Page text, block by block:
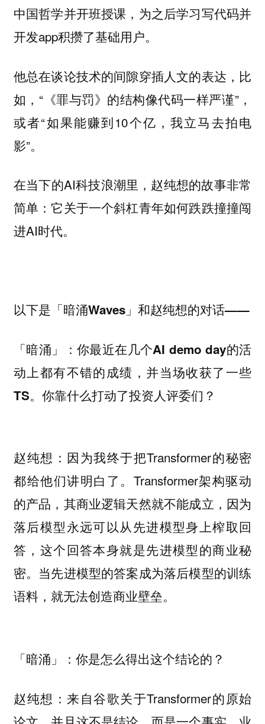
中国哲学并开班授课，为之后学习写代码并
开发app积攒了基础用户。
他总在谈论技术的间隙穿插人文的表达，比
如，“《罪与罚》的结构像代码一样严谨”，
或者“如果能赚到10个亿，我立马去拍电
影”。
在当下的AI科技浪潮里，赵纯想的故事非常
简单：它关于一个斜杠青年如何跌跌撞撞闯
进AI时代。
以下是「暗涌Waves」和赵纯想的对话——
「暗涌」：你最近在几个AI demo day的活
动上都有不错的成绩，并当场收获了一些
TS。你靠什么打动了投资人评委们？
赵纯想： 因为我终于把Transformer的秘密
都给他们讲明白了。Transformer架构驱动
的产品，其商业逻辑天然就不能成立，因为
落后模型永远可以从先进模型身上榨取回
答，这个回答本身就是先进模型的商业秘
密。当先进模型的答案成为落后模型的训练
语料，就无法创造商业壁垒。
「暗涌」：你是怎么得出这个结论的？
赵纯想： 来自谷歌关于Transformer的原始